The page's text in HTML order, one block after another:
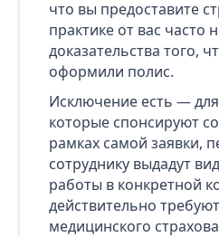
что вы предоставите
практике от вас часто
доказательства того,
оформили полис.
Исключение есть —
которые спонсируют
рамках самой заявки,
сотруднику выдадут
работы в конкретной
действительно
медицинского